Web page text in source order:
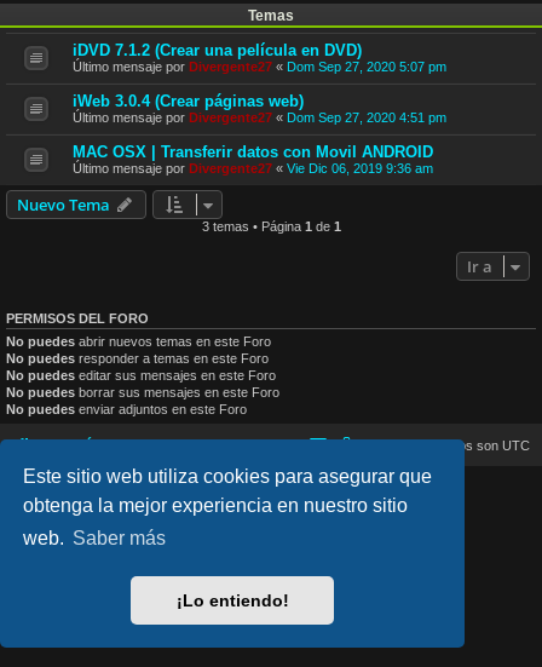
Este sitio web utiliza cookies para asegurar que
obtenga la mejor experiencia en nuestro sitio
web. Saber más
¡Lo entiendo!
Temas
iDVD 7.1.2 (Crear una película en DVD)
Último mensaje por Divergente27 « Dom Sep 27, 2020 5:07 pm
iWeb 3.0.4 (Crear páginas web)
Último mensaje por Divergente27 « Dom Sep 27, 2020 4:51 pm
MAC OSX | Transferir datos con Movil ANDROID
Último mensaje por Divergente27 « Vie Dic 06, 2019 9:36 am
Nuevo Tema
3 temas • Página 1 de 1
Ir a
PERMISOS DEL FORO
No puedes abrir nuevos temas en este Foro
No puedes responder a temas en este Foro
No puedes editar sus mensajes en este Foro
No puedes borrar sus mensajes en este Foro
No puedes enviar adjuntos en este Foro
Todos los horarios son UTC
lucid_lime style created by
Melvin García
Co-Author: MannixMD
Desarrollado por
Condiciones